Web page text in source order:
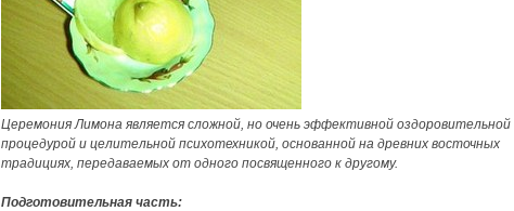
Церемония Лимона является сложной, но очень эффективной оздоровительной
процедурой и целительной психотехникой, основанной на древних восточных
традициях, передаваемых от одного посвященного к другому.
Подготовительная часть: